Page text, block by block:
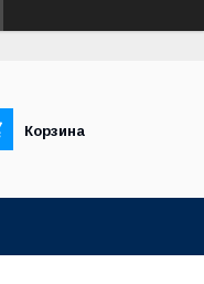
Корзина